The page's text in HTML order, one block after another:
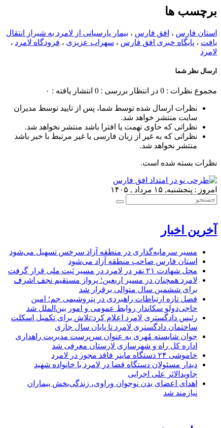
برچسب ها
استان فارس ، افق فارس ، بیمار پارسیانی از لامرد به شیراز انتقال
یافت ، پایگاه خبری افق فارس ، سهراب عزیزی ، فرودگاه لامرد ،
لامرد
ارسال نظر شما
مجموع نظرات : 0 در انتظار بررسی : 0 انتشار یافته : ۰
نظرات ارسال شده توسط شما، پس از تایید توسط مدیران
سایت منتشر خواهد شد.
نظراتی که حاوی تهمت یا افترا باشد منتشر نخواهد شد.
نظراتی که به غیر از زبان فارسی یا غیر مرتبط با خبر باشد
منتشر نخواهد شد.
نظرات بسته شده است.
امروز : پنجشنبه, ۱۵ مرداد , ۱۴۰۵
آخرین اخبار
مسیر سرمایه‌گذاری در منطقه آزاد سرخس تسهیل می‌شود
استان فارس صاحب منطقه آزاد می‌شود
محل شهادت ۲۱ نفر در لامرد در مسیر ثبت ملی قرار گرفت
لامرد همچنان در مسیر اربعین؛ پرواز مستقیم نجف اشرف
برای ششمین سال متوالی برقرار شد
فصل تازه ارتباطات راهبردی در پتروشیمی جم؛ امین
حاجی‌دولو سکاندار روابط عمومی و امور بین‌الملل شد
رئیس دادگستری لامرد اعلام کرد:تلاش برای تکمیل اسکلت
ساختمان دادگستری لامرد تا پایان سال جاری
جوان شایسته مُهری به عنوان سرپرست مدیریت راهداری
اداره کل راه و شهرسازی لارستان معرفی شد
خاموشی ۲۴ دستگاه ماینر فاقد مجوز در لامرد
دیدار مسئولان دستگاه قضا در لامرد با خانواده شهید
جاویدالاثر علی اجرایی
اهدای اعضای بدن نوجوان وراوی، زندگی‌بخش بیماران
نیازمند شد